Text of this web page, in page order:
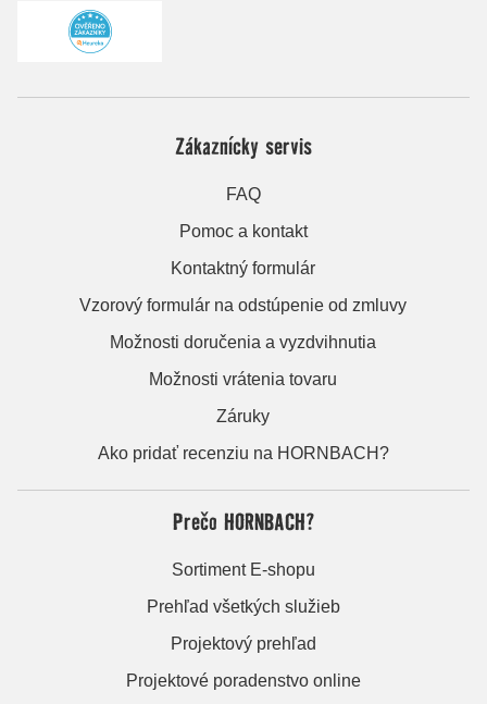
Zákaznícky servis
FAQ
Pomoc a kontakt
Kontaktný formulár
Vzorový formulár na odstúpenie od zmluvy
Možnosti doručenia a vyzdvihnutia
Možnosti vrátenia tovaru
Záruky
Ako pridať recenziu na HORNBACH?
Prečo HORNBACH?
Sortiment E-shopu
Prehľad všetkých služieb
Projektový prehľad
Projektové poradenstvo online